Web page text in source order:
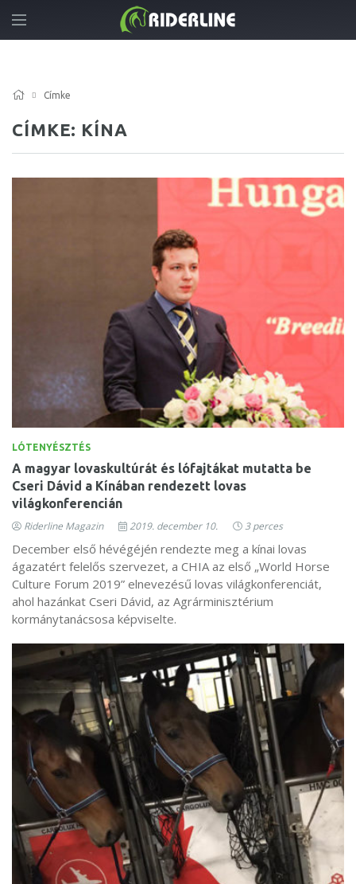
Címke
CÍMKE: KÍNA
LÓTENYÉSZTÉS
A magyar lovaskultúrát és lófajtákat mutatta be
Cseri Dávid a Kínában rendezett lovas
világkonferencián
Riderline Magazin 2019. december 10. 3 perces
December első hévégéjén rendezte meg a kínai lovas
ágazatért felelős szervezet, a CHIA az első „World Horse
Culture Forum 2019” elnevezésű lovas világkonferenciát,
ahol hazánkat Cseri Dávid, az Agrárminisztérium
kormánytanácsosa képviselte.